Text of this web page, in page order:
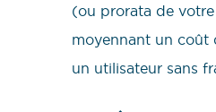
(ou prorata de
moyennant un coût
un utilisateur sans